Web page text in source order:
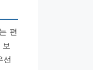
편
보
선